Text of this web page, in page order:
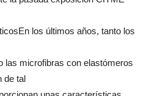
los últimos años, tanto los
las microfibras con elastómeros
de tal